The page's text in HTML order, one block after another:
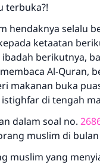
terbuka?!
hendaknya selalu
ketaatan
berikutnya,
Al-Quran,
makanan buka
di tengah
dalam soal no.
muslim di bulan
muslim yang